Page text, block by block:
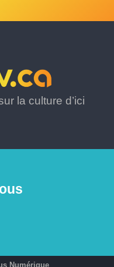
la culture d’ici
Numérique